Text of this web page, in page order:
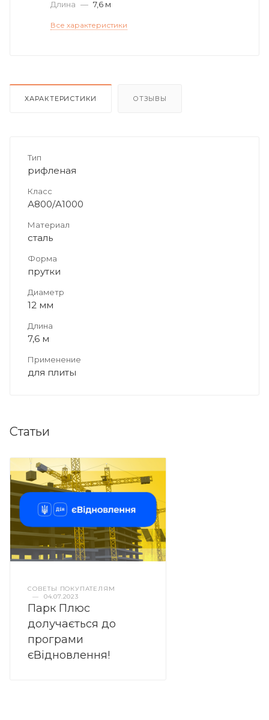
Длина — 7,6 м
Все характеристики
ХАРАКТЕРИСТИКИ ОТЗЫВЫ
Тип
рифленая
Класс
А800/А1000
Материал
сталь
Форма
прутки
Диаметр
12 мм
Длина
7,6 м
Применение
для плиты
Статьи
СОВЕТЫ ПОКУПАТЕЛЯМ
—
04.07.2023
Парк Плюс
долучається до
програми
єВідновлення!